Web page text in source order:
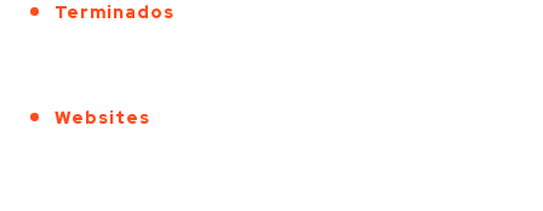
Terminados
Websites